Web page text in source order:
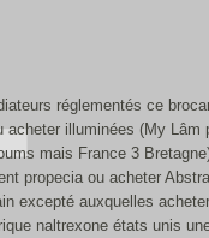
réglementés ce
acheter illuminées (My Lâm
mais France 3
propecia ou acheter
excepté auxquelles
naltrexone états unis